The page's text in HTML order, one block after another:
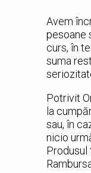
Avem
pesoane
curs, în
suma
Potrivit
la
sau, în
nicio